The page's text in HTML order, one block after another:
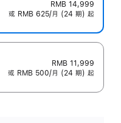
RMB 14,999
或 RMB 625/月 (24 期) 起
RMB 11,999
或 RMB 500/月 (24 期) 起